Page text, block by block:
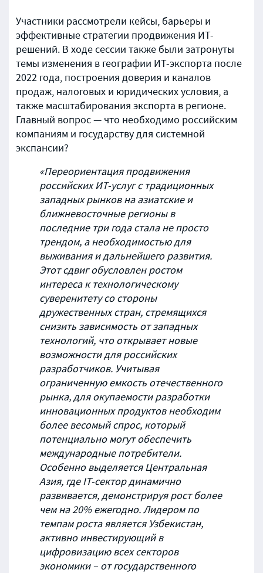
Участники рассмотрели кейсы, барьеры и
эффективные стратегии продвижения ИТ-
решений. В ходе сессии также были затронуты
темы изменения в географии ИТ-экспорта после
2022 года, построения доверия и каналов
продаж, налоговых и юридических условия, а
также масштабирования экспорта в регионе.
Главный вопрос — что необходимо российским
компаниям и государству для системной
экспансии?
«Переориентация продвижения
российских ИТ-услуг с традиционных
западных рынков на азиатские и
ближневосточные регионы в
последниетри года стала не просто
трендом, а необходимостью для
выживания и дальнейшего развития.
Этот сдвиг обусловлен ростом
интереса к технологическому
суверенитету со стороны
дружественных стран, стремящихся
снизить зависимость от западных
технологий, что открывает новые
возможности для российских
разработчиков. Учитывая
ограниченную емкость отечественного
рынка, для окупаемости разработки
инновационных продуктов необходим
более весомый спрос, который
потенциально могут обеспечить
международные потребители.
Особенно выделяется Центральная
Азия, где IT-сектор динамично
развивается, демонстрируя рост более
чем на 20% ежегодно. Лидером по
темпам роста является Узбекистан,
активно инвестирующий в
цифровизацию всех секторов
экономики– от государственного